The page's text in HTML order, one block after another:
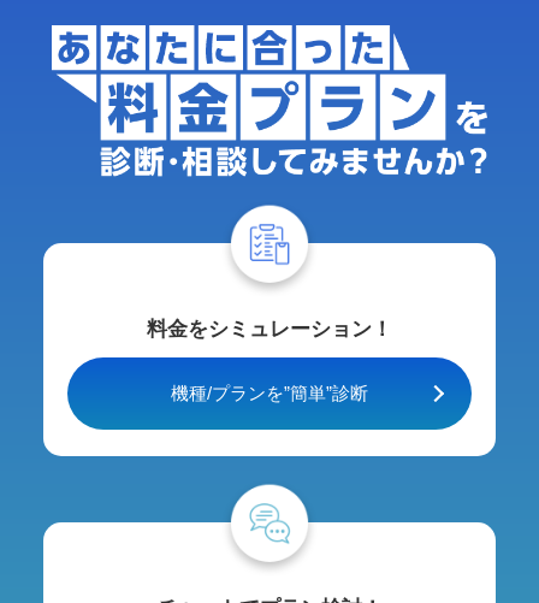
料金をシミュレーション！
機種/プランを”簡単”診断